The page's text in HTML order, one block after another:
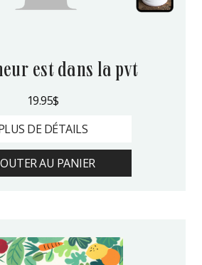
est dans la pvt
19.95$
DE DÉTAILS
AU PANIER